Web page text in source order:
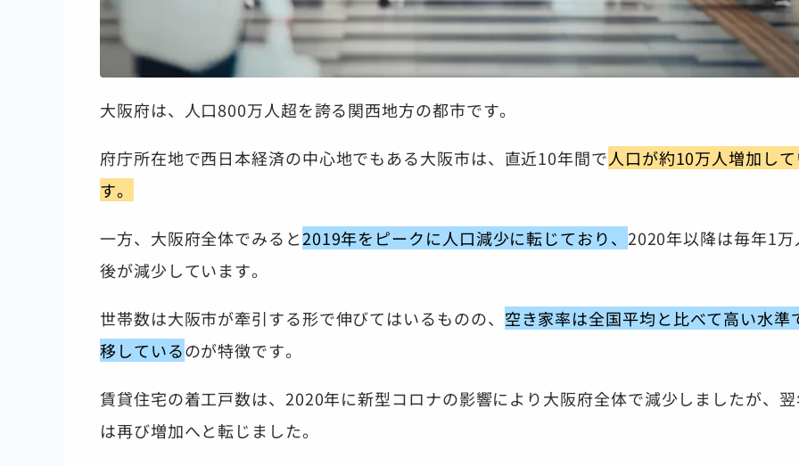
大阪府は、人口800万人超を誇る関西地方の都市です。
府庁所在地で西日本経済の中心地でもある大阪市は、直近10年間で人口が約10万人増加し
す。
一方、大阪府全体でみると2019年をピークに人口減少に転じており、 2020年以降は毎年1万
後が減少しています。
世帯数は大阪市が牽引する形で伸びてはいるものの、 空き家率は全国平均と比べて高い水準
移しているのが特徴です。
賃貸住宅の着工戸数は、2020年に新型コロナの影響により大阪府全体で減少しましたが、
は再び増加へと転じました。